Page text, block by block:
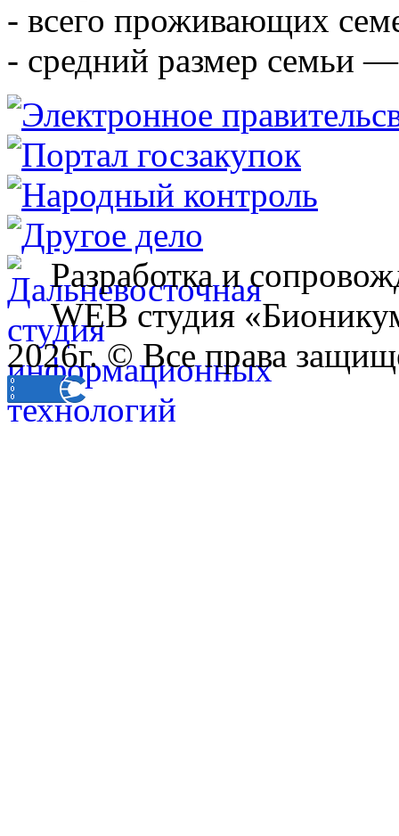
- всего проживающих
- средний размер семьи
Разработка и
WEB студия
2026г. © Все права